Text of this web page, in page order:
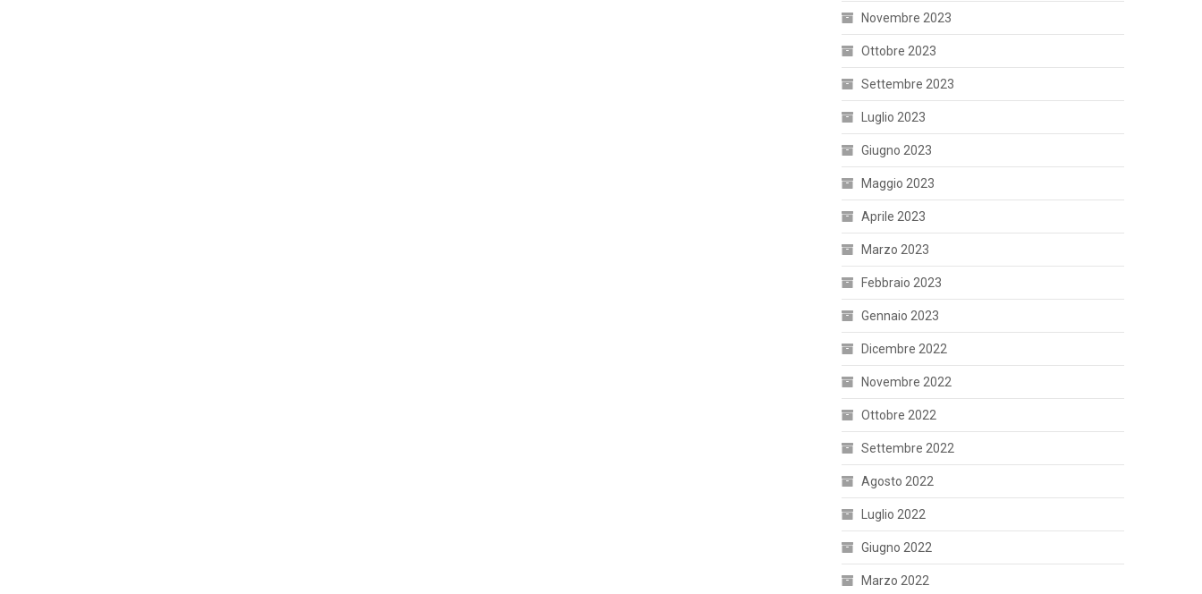
Novembre 2023
Ottobre 2023
Settembre 2023
Luglio 2023
Giugno 2023
Maggio 2023
Aprile 2023
Marzo 2023
Febbraio 2023
Gennaio 2023
Dicembre 2022
Novembre 2022
Ottobre 2022
Settembre 2022
Agosto 2022
Luglio 2022
Giugno 2022
Marzo 2022